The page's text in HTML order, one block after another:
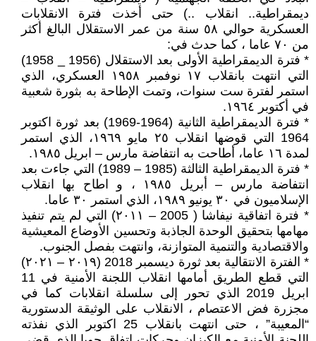
ديمقراطية.. انقلاب ..) حتى أخذت فترة الانقلابات
العسكرية حوالي ٥٨ سنة من عمر الاستقلال البالغ أكثر
من ٧٠ عاما ، كما حدث في:
* فترة الديمقراطية الأولى بعد الاستقلال (1956 _ 1958)
التي انتهت بانقلاب ١٧ نوفمبر ١٩٥٨ العسكري، الذي
استمر لفترة ست سنوات، وتمت الإطاحة به بثورة شعبية
في أكتوبر ١٩٦٤.
* فترة الديمقراطية الثانية (1964-1969) بعد ثورة اكتوبر
1964 التي قوضها انقلاب ٢٥ مايو ١٩٦٩، الذي استمر
لمدة ١٦ عاما، أطاحت به انتفاضة مارس – ابريل ١٩٨٥.
* فترة الديمقراطية الثالثة (1985 – 1989) التي جاءت بعد
انتفاضة مارس – أبريل ١٩٨٥ ، و اطاح بها انقلاب
الإسلاميون في ٣٠ يونيو ١٩٨٩، الذي استمر ٣٠ عاما.
* فترة اتفاقية نيفاشا ( 2005 – ٢٠١١) التي لم يتم تنفيذ
مهامها بتحقيق الوحدة الجاذبة وتحسين الأوضاع المعيشية
والاقتصادية والتنمية المتوازنة، وانتهت بفصل الجنوب.
* الفترة الانتقالية بعد ثورة ديسمبر 2018 (٢٠١٩ – ٢٠٢١)
التي قطع الطريق أمامها انقلاب اللجنة الأمنية في 11
ابريل 2019 الذي تحور إلى سلسلة انقلابات كما في
مجزرة فض الاعتصام ، الانقلاب على الوثيقة الدستورية
“المعيبة” ، حتى انتهت بانقلاب 25 اكتوبر الذي نفذته